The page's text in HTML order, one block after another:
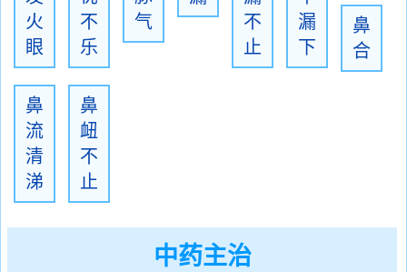
火
眼
不
乐
气
不
止
漏
下
鼻
合
鼻
流
清
涕
鼻
衄
不
止
中药主治